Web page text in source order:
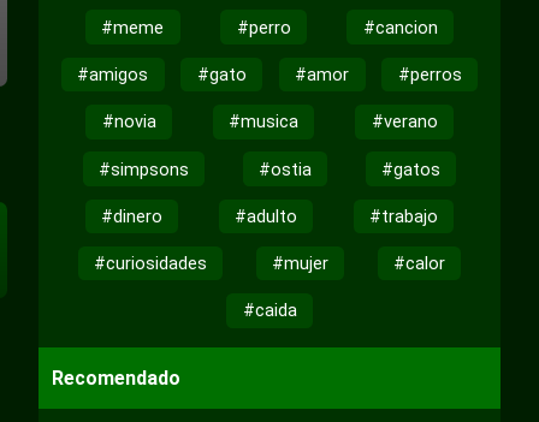
#meme #perro #cancion
#amigos #gato #amor #perros
#novia #musica #verano
#simpsons #ostia #gatos
#dinero #adulto #trabajo
#curiosidades #mujer #calor
#caida
Recomendado